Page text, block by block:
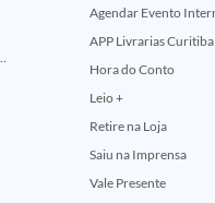
(Encontros Clássicos Dc E Marvel)
Agendar Evento
APP Livrarias Curitiba
Hora do Conto
Leio +
Retire na Loja
Saiu na Imprensa
Vale Presente